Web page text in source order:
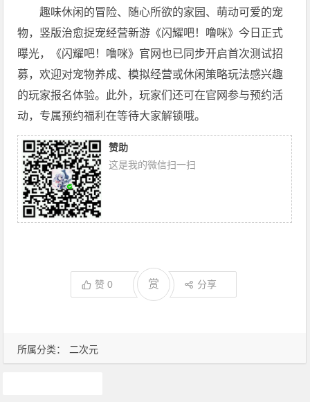
所属分类： 二次元
趣味休闲的冒险、随心所欲的家园、萌动可爱的宠
物，竖版治愈捉宠经营新游《闪耀吧！噜咪》今日正式
曝光，《闪耀吧！噜咪》官网也已同步开启首次测试招
募，欢迎对宠物养成、模拟经营或休闲策略玩法感兴趣
的玩家报名体验。此外，玩家们还可在官网参与预约活
动，专属预约福利在等待大家解锁哦。
赞助
这是我的微信扫一扫
赞0 赏 分享